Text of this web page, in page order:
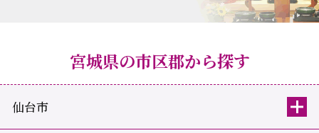
宮城県の市区郡から探す
仙台市